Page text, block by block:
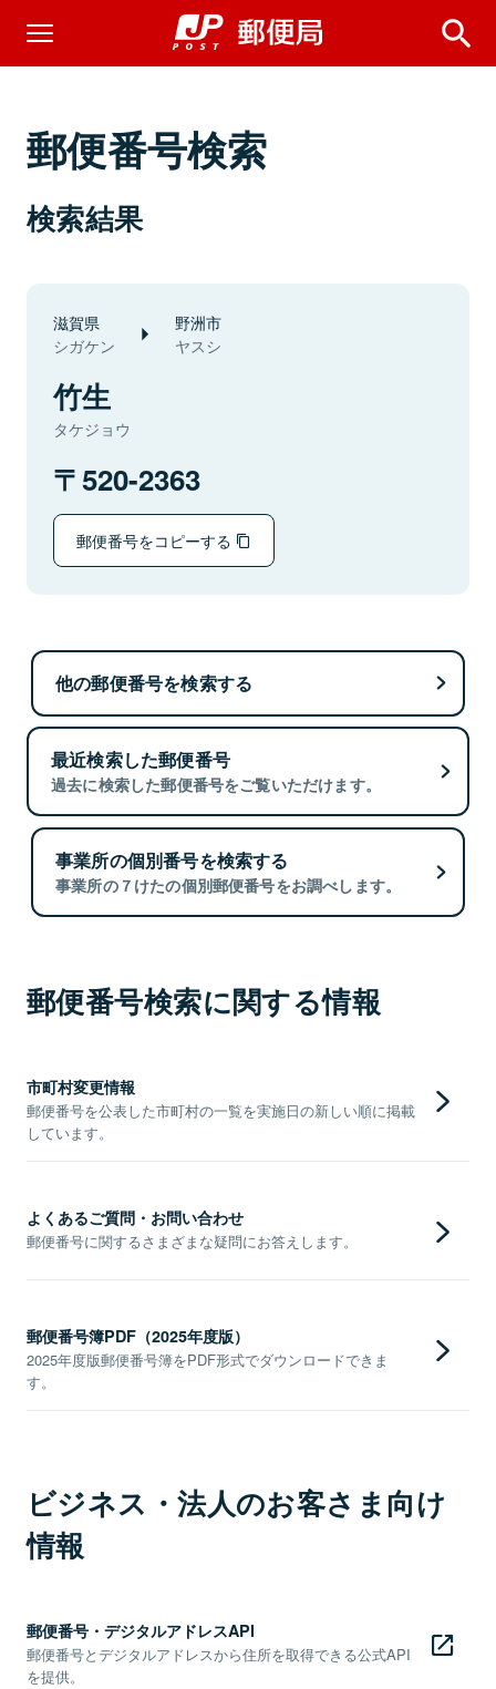
郵便番号検索
検索結果
滋賀県
シガケン
野洲市
ヤスシ
竹生
タケジョウ
520-2363
郵便番号をコピーする
他の郵便番号を検索する
最近検索した郵便番号
過去に検索した郵便番号をご覧いただけます。
事業所の個別番号を検索する
事業所の７けたの個別郵便番号をお調べします。
郵便番号検索に関する情報
市町村変更情報
郵便番号を公表した市町村の一覧を実施日の新しい順に掲載
しています。
よくあるご質問・お問い合わせ
郵便番号に関するさまざまな疑問にお答えします。
郵便番号簿PDF（2025年度版）
2025年度版郵便番号簿をPDF形式でダウンロードできま
す。
ビジネス・法人のお客さま向け
情報
郵便番号・デジタルアドレスAPI
郵便番号とデジタルアドレスから住所を取得できる公式API
を提供。